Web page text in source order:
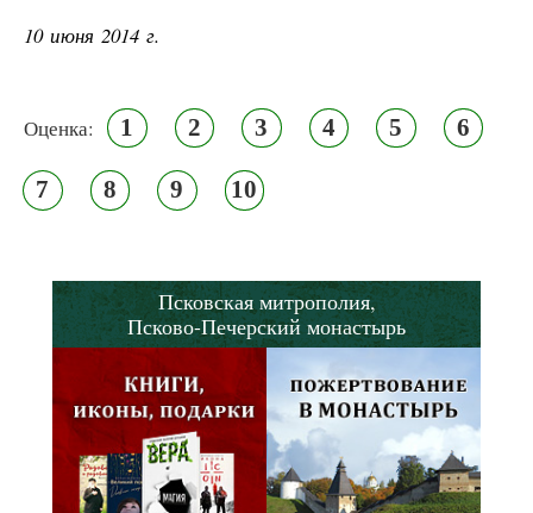
10 июня 2014 г.
Оценка: 1 2 3 4 5 6
7 8 9 10
Псковская митрополия,
Псково-Печерский монастырь